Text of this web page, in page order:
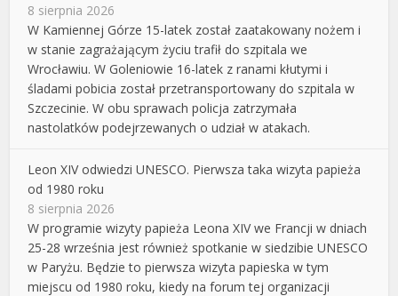
8 sierpnia 2026
W Kamiennej Górze 15-latek został zaatakowany nożem i
w stanie zagrażającym życiu trafił do szpitala we
Wrocławiu. W Goleniowie 16-latek z ranami kłutymi i
śladami pobicia został przetransportowany do szpitala w
Szczecinie. W obu sprawach policja zatrzymała
nastolatków podejrzewanych o udział w atakach.
Leon XIV odwiedzi UNESCO. Pierwsza taka wizyta papieża
od 1980 roku
8 sierpnia 2026
W programie wizyty papieża Leona XIV we Francji w dniach
25-28 września jest również spotkanie w siedzibie UNESCO
w Paryżu. Będzie to pierwsza wizyta papieska w tym
miejscu od 1980 roku, kiedy na forum tej organizacji